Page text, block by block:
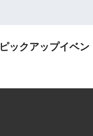
ピックアップイベン